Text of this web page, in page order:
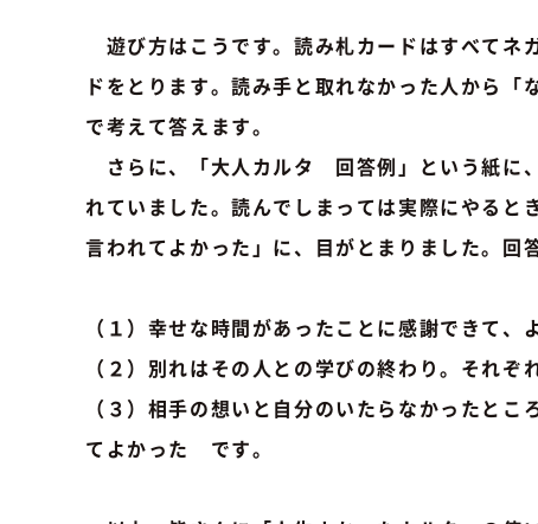
遊び方はこうです。読み札カードはすべてネ
ドをとります。読み手と取れなかった人から
で考えて答えます。
さらに、「大人カルタ 回答例」という紙に
れていました。読んでしまっては実際にやると
言われてよかった」に、目がとまりました。回答
（１）幸せな時間があったことに感謝できて、
（２）別れはその人との学びの終わり。それ
（３）相手の想いと自分のいたらなかったと
てよかった です。